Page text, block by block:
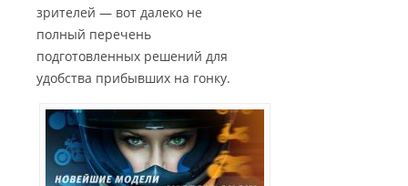
зрителей — вот далеко не
полный перечень
подготовленных решений для
удобства прибывших на гонку.